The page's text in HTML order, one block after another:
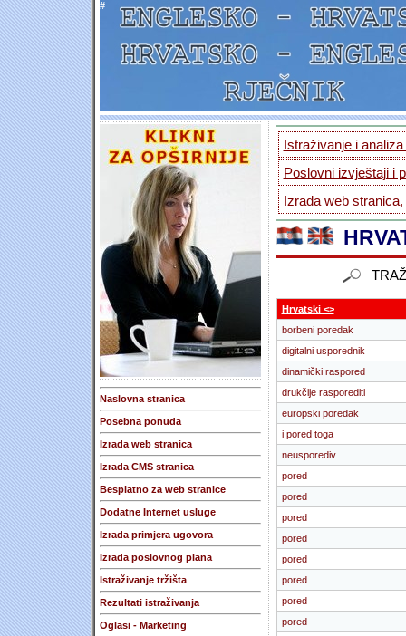
#
Naslovna stranica
Posebna ponuda
Izrada web stranica
Izrada CMS stranica
Besplatno za web stranice
Dodatne Internet usluge
Izrada primjera ugovora
Izrada poslovnog plana
Istraživanje tržišta
Rezultati istraživanja
Oglasi - Marketing
Istraživanje i
Poslovni izvještaji i
Izrada web
Hrvatski <>
borbeni poredak
digitalni usporednik
dinamički raspored
drukčije rasporediti
europski poredak
i pored toga
neusporediv
pored
pored
pored
pored
pored
pored
pored
pored